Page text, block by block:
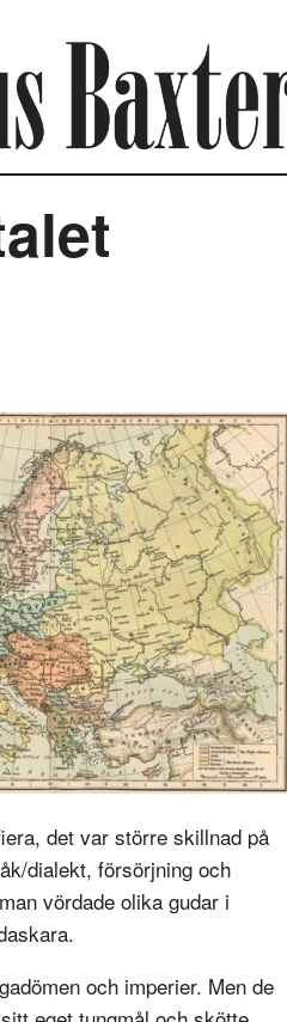
det var större skillnad på
dialekt, försörjning och
vördade olika gudar i
och imperier. Men de